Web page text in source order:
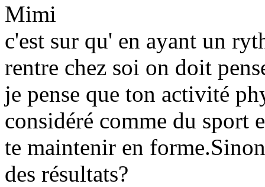
Mimi
c'est sur qu' en ayant un
rentre chez soi on doit
je pense que ton activité
considéré comme du sport
te maintenir en
des résultats?